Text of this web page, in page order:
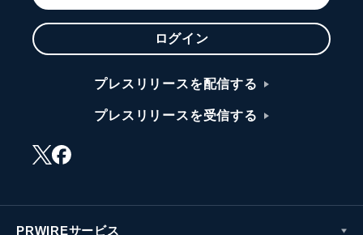
ログイン
プレスリリースを配信する
プレスリリースを受信する
PRWIREサービス